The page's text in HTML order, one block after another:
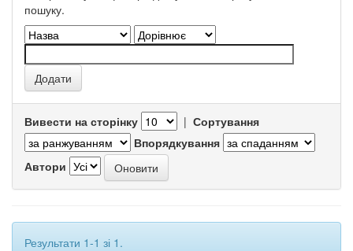
пошуку.
Вивести на сторінку | Сортування
Впорядкування
Автори
Результати 1-1 зі 1.